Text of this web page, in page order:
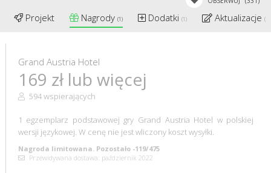
Projekt Nagrody(1) Dodatki(1) Aktualizacje(7)
Grand Austria Hotel
169 zł lub więcej
594 wspierających
1 egzemplarz podstawowej gry Grand Austria Hotel w polskiej
wersji językowej. W cenę nie jest wliczony koszt wysyłki.
Nagroda limitowana. Pozostało -119/475
Przewidywana dostawa: październik 2022